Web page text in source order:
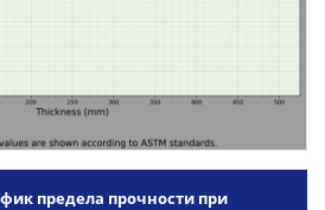
предела прочности при